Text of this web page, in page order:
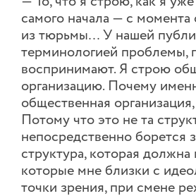
самого начала — с момента
из тюрьмы… У нашей
терминологией проблемы,
воспринимают. Я строю
организацию. Почему
общественная
Потому что это не та
непосредственно борется
структура, которая
которые мне близки с
точки зрения, при смене